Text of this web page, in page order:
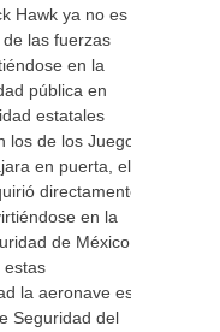
Hawk ya no es
las fuerzas
en la
pública en
estatales
de los Juegos
en puerta, el
directamente
en la
de México
estas
la aeronave es
Seguridad del